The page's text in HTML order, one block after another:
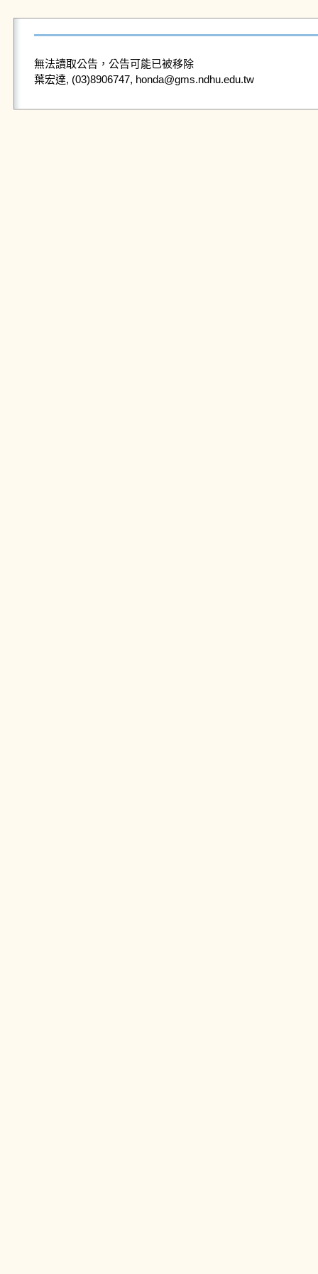
無法讀取公告，公告可能已被移除
葉宏達, (03)8906747, honda@gms.ndhu.edu.tw